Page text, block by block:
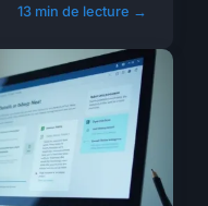
13 min de lecture →